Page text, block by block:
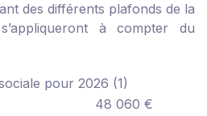
des différents plafonds de la
à compter du
pour 2026 (1)
48 060 €